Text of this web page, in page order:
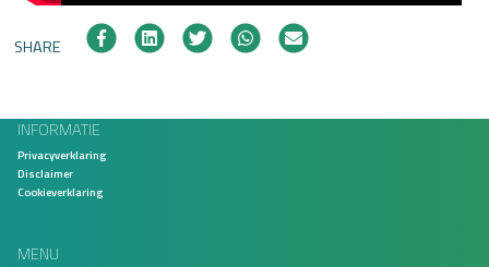
SHARE
INFORMATIE
Privacyverklaring
Disclaimer
Cookieverklaring
MENU